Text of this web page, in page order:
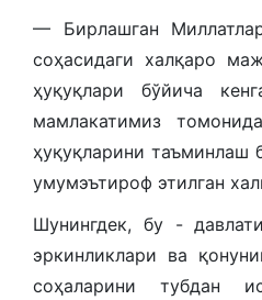
— Бирлашган
соҳасидаги халқаро
ҳуқуқлари бўйича
мамлакатимиз
ҳуқуқларини таъминлаш
умумэътироф этилган
Шунингдек, бу -
эркинликлари ва
соҳаларини тубдан